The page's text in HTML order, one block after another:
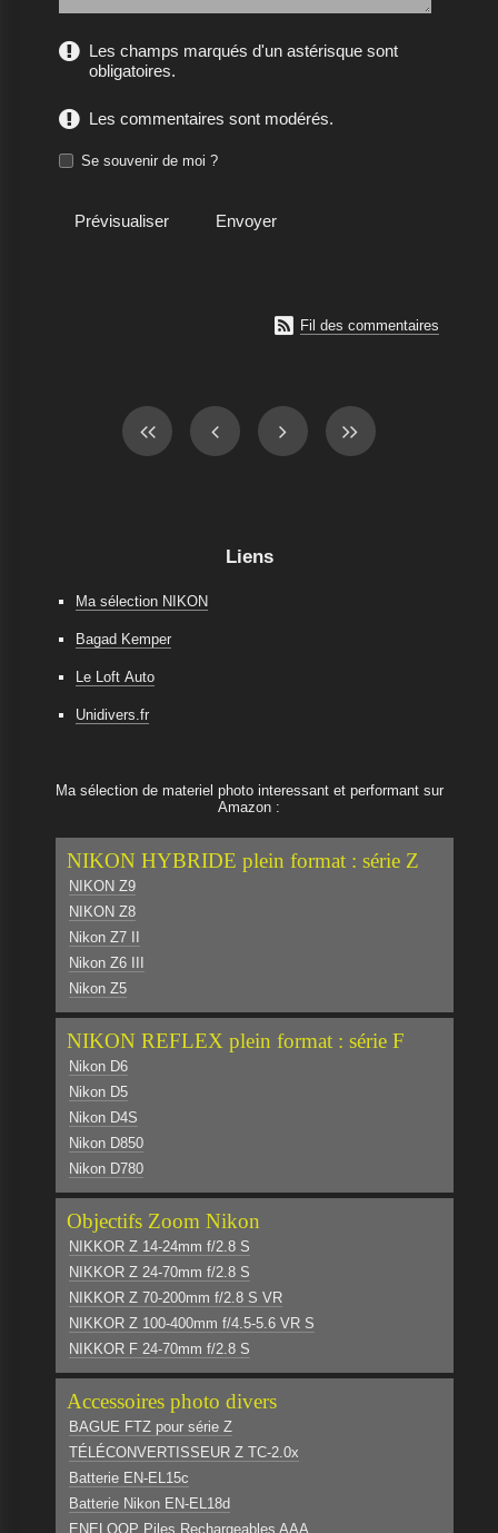
Les champs marqués d'un astérisque sont
obligatoires.
Les commentaires sont modérés.
Se souvenir de moi ?
 Fil des commentaires
Liens
Ma sélection NIKON
Bagad Kemper
Le Loft Auto
Unidivers.fr
Ma sélection de materiel photo interessant et performant sur
Amazon :
NIKON HYBRIDE plein format : série Z
NIKON Z9
NIKON Z8
Nikon Z7 II
Nikon Z6 III
Nikon Z5
NIKON REFLEX plein format : série F
Nikon D6
Nikon D5
Nikon D4S
Nikon D850
Nikon D780
Objectifs Zoom Nikon
NIKKOR Z 14-24mm f/2.8 S
NIKKOR Z 24-70mm f/2.8 S
NIKKOR Z 70-200mm f/2.8 S VR
NIKKOR Z 100-400mm f/4.5-5.6 VR S
NIKKOR F 24-70mm f/2.8 S
Accessoires photo divers
BAGUE FTZ pour série Z
TÉLÉCONVERTISSEUR Z TC-2.0x
Batterie EN-EL15c
Batterie Nikon EN-EL18d
ENELOOP Piles Rechargeables AAA